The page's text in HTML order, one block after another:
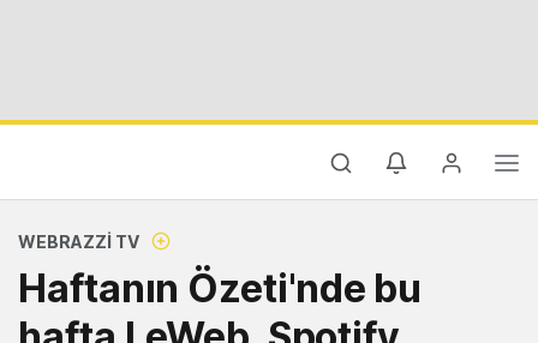
WEBRAZZI TV
Haftanın Özeti'nde bu